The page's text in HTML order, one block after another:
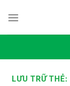
đến
LƯU TRỮ THẺ: